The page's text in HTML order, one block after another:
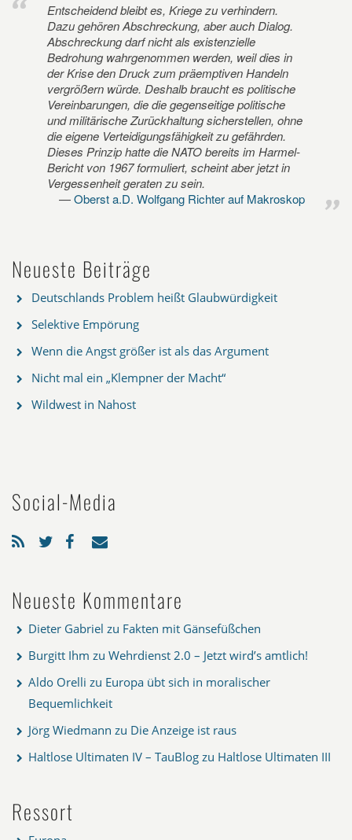
Entscheidend bleibt es, Kriege zu verhindern.
Dazu gehören Abschreckung, aber auch Dialog.
Abschreckung darf nicht als existenzielle
Bedrohung wahrgenommen werden, weil dies in
der Krise den Druck zum präemptiven Handeln
vergrößern würde. Deshalb braucht es politische
Vereinbarungen, die die gegenseitige politische
und militärische Zurückhaltung sicherstellen, ohne
die eigene Verteidigungsfähigkeit zu gefährden.
Dieses Prinzip hatte die NATO bereits im Harmel-
Bericht von 1967 formuliert, scheint aber jetzt in
Vergessenheit geraten zu sein.
Oberst a.D. Wolfgang Richter auf Makroskop
Neueste Beiträge
Deutschlands Problem heißt Glaubwürdigkeit
Selektive Empörung
Wenn die Angst größer ist als das Argument
Nicht mal ein „Klempner der Macht“
Wildwest in Nahost
Social-Media
Neueste Kommentare
Dieter Gabriel zu Fakten mit Gänsefüßchen
Burgitt Ihm zu Wehrdienst 2.0 – Jetzt wird’s amtlich!
Aldo Orelli zu Europa übt sich in moralischer
Bequemlichkeit
Jörg Wiedmann zu Die Anzeige ist raus
Haltlose Ultimaten IV – TauBlog zu Haltlose Ultimaten III
Ressort